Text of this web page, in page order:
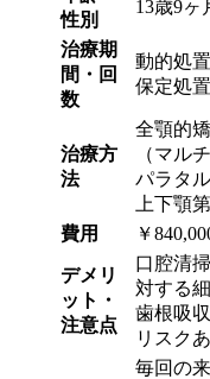
性別
13歳9
治療期
間・回
数
動的処
保定処
治療方
法
全顎的
（マル
パラタ
上下顎
費用
￥
デメリ
ット・
注意点
口腔清
対する
歯根吸
リスク
毎回の